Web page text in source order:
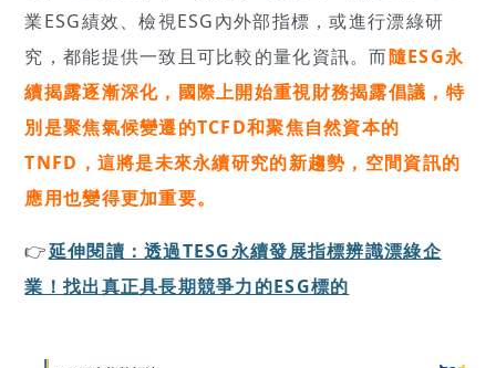
業ESG績效、檢視ESG內外部指標，或進行漂綠研
究，都能提供一致且可比較的量化資訊。而隨ESG永
續揭露逐漸深化，國際上開始重視財務揭露倡議，特
別是聚焦氣候變遷的TCFD和聚焦自然資本的
TNFD，這將是未來永續研究的新趨勢，空間資訊的
應用也變得更加重要。
👉延伸閱讀：透過TESG永續發展指標辨識漂綠企
業！找出真正具長期競爭力的ESG標的